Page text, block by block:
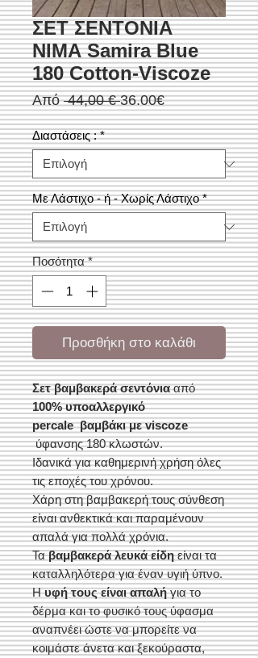
ΣΕΤ ΣΕΝΤΟΝΙΑ
ΝΙΜΑ Samira Blue
180 Cotton-Viscoze
Από 44,00 € Κανονική
τιμή
36.00€Τιμή
Έκπτωσης
Διαστάσεις : *
Με Λάστιχο - ή - Χωρίς Λάστιχο *
Ποσότητα *
Προσθήκη στο καλάθι
Σετ βαμβακερά σεντόνιααπό
100% υποαλλεργικό
percale βαμβάκι με viscoze
ύφανσης 180 κλωστών.
Ιδανικά για καθημερινή χρήση όλες
τις εποχές του χρόνου.
Χάρη στη βαμβακερή τους σύνθεση
είναι ανθεκτικά και παραμένουν
απαλά για πολλά χρόνια.
Ταβαμβακερά λευκά είδηείναι τα
καταλληλότερα για έναν υγιή ύπνο.
Ηυφή τους είναι απαλήγια το
δέρμα και το φυσικό τους ύφασμα
αναπνέει ώστε να μπορείτε να
κοιμάστε άνετα και ξεκούραστα,